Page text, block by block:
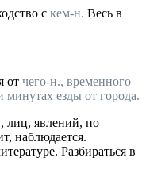
с кем-н. Весь в
от чего-н., временного
езды от города.
лиц, явлений, по
наблюдается.
Разбираться в